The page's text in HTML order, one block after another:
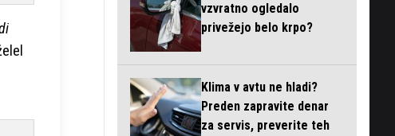
vzvratno ogledalo
privežejo belo krpo?
Klima v avtu ne hladi?
Preden zapravite denar
za servis, preverite teh